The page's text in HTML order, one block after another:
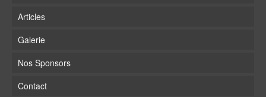
Articles
Galerie
Nos Sponsors
Contact